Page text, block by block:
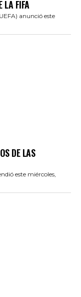
LA FIFA
anunció este
DE LAS
este miércoles,